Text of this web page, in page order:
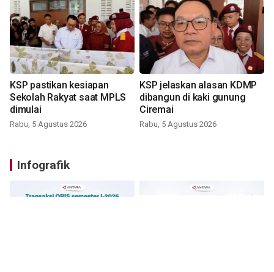
KSP pastikan kesiapan
Sekolah Rakyat saat MPLS
dimulai
Rabu, 5 Agustus 2026
KSP jelaskan alasan KDMP
dibangun di kaki gunung
Ciremai
Rabu, 5 Agustus 2026
Infografik